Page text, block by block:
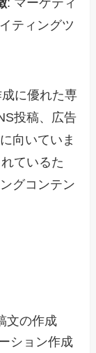
ティングツ
に優れた専
投稿、広告
向いていま
ているた
グコンテン
文の作成
ション作成